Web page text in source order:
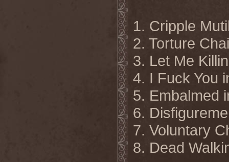
1. Cripple
2. Torture
3. Let Me
4. I Fuck You
5. Embalmed
6.
7. Voluntary
8. Dead